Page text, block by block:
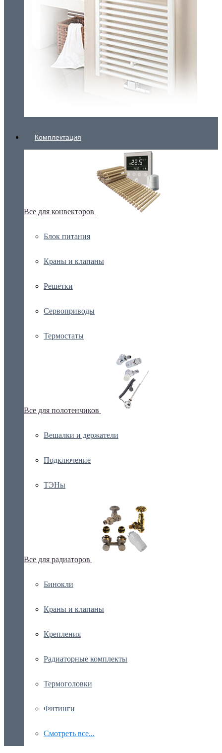
Комплектация
Все для конвекторов
Блок питания
Краны и клапаны
Решетки
Сервоприводы
Термостаты
Все для полотенчиков
Вешалки и держатели
Подключение
ТЭНы
Все для радиаторов
Бинокли
Краны и клапаны
Крепления
Радиаторные комплекты
Термоголовки
Фитинги
Смотреть все...